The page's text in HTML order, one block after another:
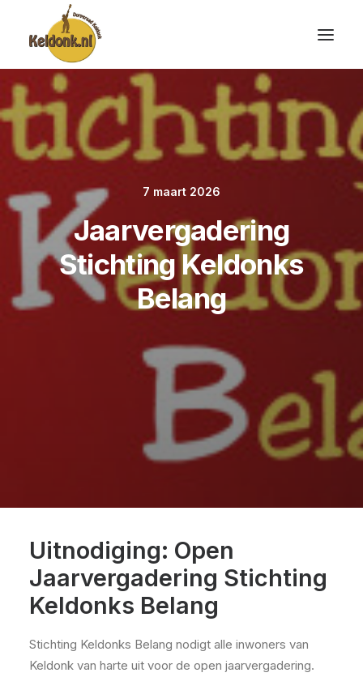
7 maart 2026
Jaarvergadering
Stichting Keldonks
Belang
Uitnodiging: Open
Jaarvergadering Stichting
Keldonks Belang
Stichting Keldonks Belang nodigt alle inwoners van
Keldonk van harte uit voor de open jaarvergadering.